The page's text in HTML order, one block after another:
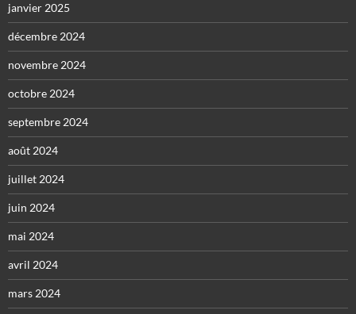
janvier 2025
décembre 2024
novembre 2024
octobre 2024
septembre 2024
août 2024
juillet 2024
juin 2024
mai 2024
avril 2024
mars 2024